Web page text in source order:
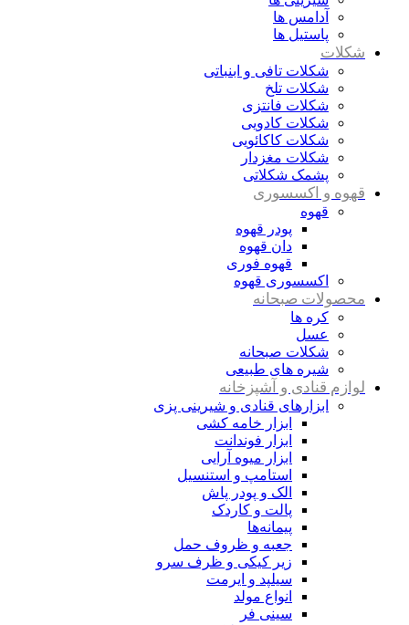
آدامس ها
پاستیل ها
شکلات
شکلات تافی و ابنباتی
شکلات تلخ
شکلات فانتزی
شکلات کادویی
شکلات کاکائویی
شکلات مغزدار
پشمک شکلاتی
قهوه و اکسسوری
قهوه
پودر قهوه
دان قهوه
قهوه فوری
اکسسوری قهوه
محصولات صبحانه
کره ها
عسل
شکلات صبحانه
شیره های طبیعی
لوازم قنادی و آشپزخانه
ابزارهای قنادی و شیرینی پزی
ابزار خامه کشی
ابزار فوندانت
ابزار میوه آرایی
استامپ و استنسیل
الک و پودر پاش
پالت و کاردک
پیمانه‌ها
جعبه و ظروف حمل
زیر کیکی و ظرف سرو
سیلپد و ایرمت
انواع مولد
سینی فر